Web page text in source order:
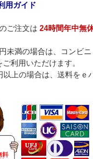
用ガイド
ご注文は 24時間年中無
未満の場合は、コンビ
ご利用いただけます。
以上の場合は、送料をｅ